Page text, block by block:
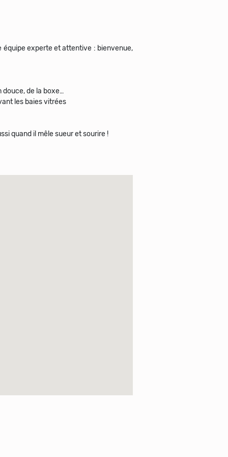
équipe experte et attentive : bienvenue,
douce, de la boxe…
les baies vitrées
quand il mêle sueur et sourire !